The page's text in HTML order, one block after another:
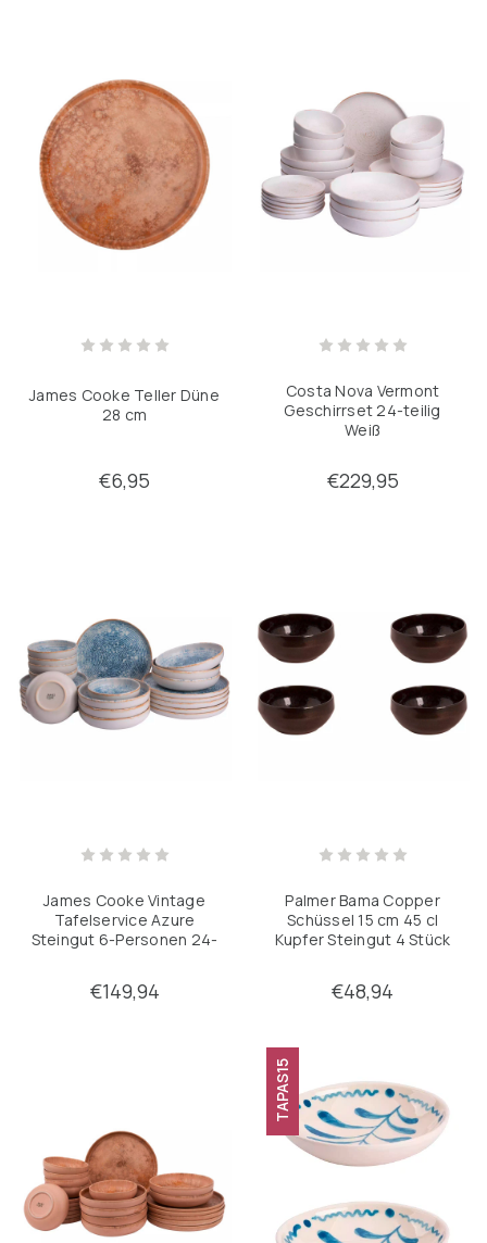
James Cooke Teller Düne
28 cm
€6,95
Costa Nova Vermont
Geschirrset 24-teilig
Weiß
€229,95
James Cooke Vintage
Tafelservice Azure
Steingut 6-Personen 24-
€149,94
Palmer Bama Copper
Schüssel 15 cm 45 cl
Kupfer Steingut 4 Stück
€48,94
TAPAS15